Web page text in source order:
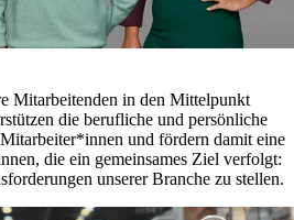
Mitarbeitenden in den Mittelpunkt
die berufliche und persönliche
und fördern damit eine
die ein gemeinsames Ziel verfolgt:
unserer Branche zu stellen.